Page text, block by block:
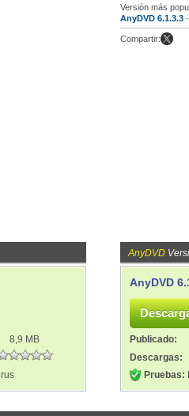
Versión más
AnyDVD 6.1.3.3
Compartir:
8,9 MB
AnyDVD
AnyDVD
Publicado:
Descargas:
Pruebas: